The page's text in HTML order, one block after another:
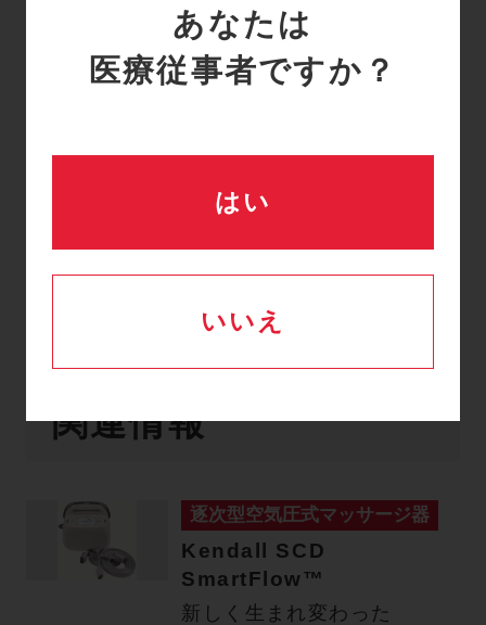
あなたは
医療従事者ですか？
はい
いいえ
合、残り何分で電源が切
れますか？
関連情報
逐次型空気圧式マッサージ器
Kendall SCD
SmartFlow™
新しく生まれ変わった